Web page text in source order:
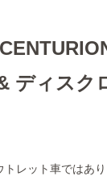
ディスク
レット車ではあ